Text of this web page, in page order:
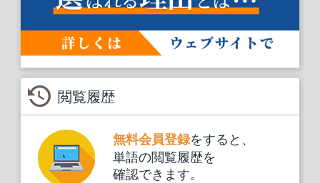
閲覧履歴
無料会員登録をすると、
単語の閲覧履歴を
確認できます。